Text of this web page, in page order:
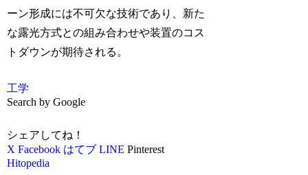
ーン形成には不可欠な技術であり、新た
な露光方式との組み合わせや装置のコス
トダウンが期待される。
工学
Search by Google
シェアしてね！
X Facebook はてブ LINE Pinterest
Hitopedia